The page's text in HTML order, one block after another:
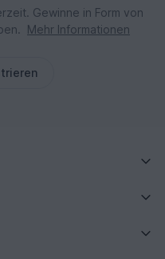
Gewinne in Form von
Mehr Informationen